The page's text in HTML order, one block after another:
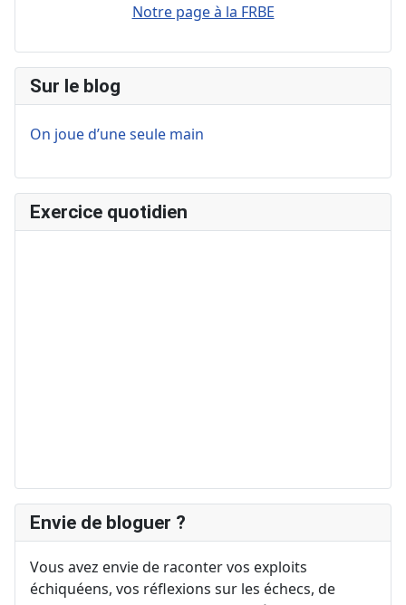
Notre page à la FRBE
Sur le blog
On joue d’une seule main
Exercice quotidien
Envie de bloguer ?
Vous avez envie de raconter vos exploits
échiquéens, vos réflexions sur les échecs, de